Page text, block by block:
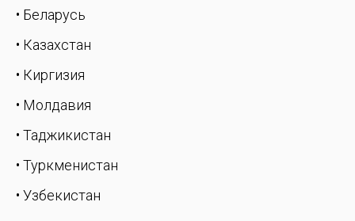
• Беларусь
• Казахстан
• Киргизия
• Молдавия
• Таджикистан
• Туркменистан
• Узбекистан